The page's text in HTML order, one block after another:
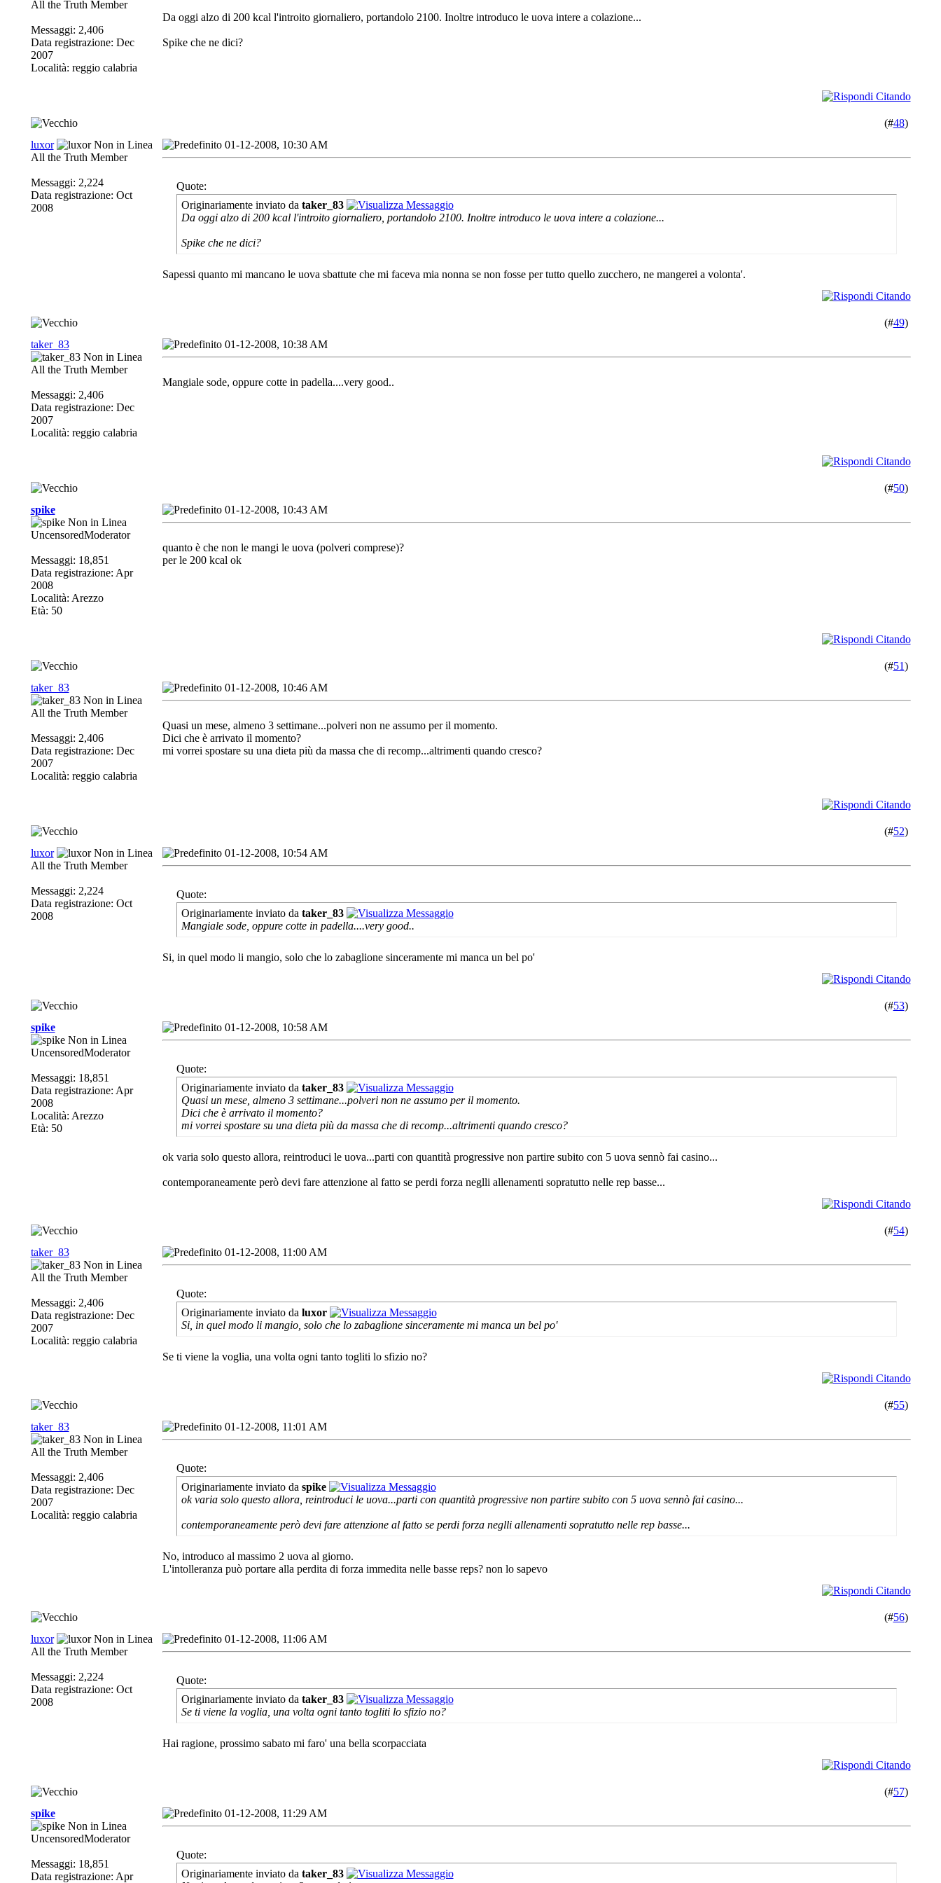
All the Truth Member
Messaggi: 2,406
Data registrazione: Dec
2007
Località: reggio calabria
Da oggi alzo di 200 kcal l'introito giornaliero, portandolo 2100. Inoltre introduco le uova intere a colazione...
Spike che ne dici?
(#48)
luxor
All the Truth Member
Messaggi: 2,224
Data registrazione: Oct
2008
01-12-2008, 10:30 AM
Quote:
Originariamente inviato da taker_83
Da oggi alzo di 200 kcal l'introito giornaliero, portandolo 2100. Inoltre introduco le uova intere a colazione...
Spike che ne dici?
Sapessi quanto mi mancano le uova sbattute che mi faceva mia nonna se non fosse per tutto quello zucchero, ne mangerei a volonta'.
(#49)
taker_83
All the Truth Member
Messaggi: 2,406
Data registrazione: Dec
2007
Località: reggio calabria
01-12-2008, 10:38 AM
Mangiale sode, oppure cotte in padella....very good..
(#50)
spike
UncensoredModerator
Messaggi: 18,851
Data registrazione: Apr
2008
Località: Arezzo
Età: 50
01-12-2008, 10:43 AM
quanto è che non le mangi le uova (polveri comprese)?
per le 200 kcal ok
(#51)
taker_83
All the Truth Member
Messaggi: 2,406
Data registrazione: Dec
2007
Località: reggio calabria
01-12-2008, 10:46 AM
Quasi un mese, almeno 3 settimane...polveri non ne assumo per il momento.
Dici che è arrivato il momento?
mi vorrei spostare su una dieta più da massa che di recomp...altrimenti quando cresco?
(#52)
luxor
All the Truth Member
Messaggi: 2,224
Data registrazione: Oct
2008
01-12-2008, 10:54 AM
Quote:
Originariamente inviato da taker_83
Mangiale sode, oppure cotte in padella....very good..
Si, in quel modo li mangio, solo che lo zabaglione sinceramente mi manca un bel po'
(#53)
spike
UncensoredModerator
Messaggi: 18,851
Data registrazione: Apr
2008
Località: Arezzo
Età: 50
01-12-2008, 10:58 AM
Quote:
Originariamente inviato da taker_83
Quasi un mese, almeno 3 settimane...polveri non ne assumo per il momento.
Dici che è arrivato il momento?
mi vorrei spostare su una dieta più da massa che di recomp...altrimenti quando cresco?
ok varia solo questo allora, reintroduci le uova...parti con quantità progressive non partire subito con 5 uova sennò fai casino...
contemporaneamente però devi fare attenzione al fatto se perdi forza neglli allenamenti sopratutto nelle rep basse...
(#54)
taker_83
All the Truth Member
Messaggi: 2,406
Data registrazione: Dec
2007
Località: reggio calabria
01-12-2008, 11:00 AM
Quote:
Originariamente inviato da luxor
Si, in quel modo li mangio, solo che lo zabaglione sinceramente mi manca un bel po'
Se ti viene la voglia, una volta ogni tanto togliti lo sfizio no?
(#55)
taker_83
All the Truth Member
Messaggi: 2,406
Data registrazione: Dec
2007
Località: reggio calabria
01-12-2008, 11:01 AM
Quote:
Originariamente inviato da spike
ok varia solo questo allora, reintroduci le uova...parti con quantità progressive non partire subito con 5 uova sennò fai casino...
contemporaneamente però devi fare attenzione al fatto se perdi forza neglli allenamenti sopratutto nelle rep basse...
No, introduco al massimo 2 uova al giorno.
L'intolleranza può portare alla perdita di forza immedita nelle basse reps? non lo sapevo
(#56)
luxor
All the Truth Member
Messaggi: 2,224
Data registrazione: Oct
2008
01-12-2008, 11:06 AM
Quote:
Originariamente inviato da taker_83
Se ti viene la voglia, una volta ogni tanto togliti lo sfizio no?
Hai ragione, prossimo sabato mi faro' una bella scorpacciata
(#57)
spike
UncensoredModerator
Messaggi: 18,851
Data registrazione: Apr
01-12-2008, 11:29 AM
Quote:
Originariamente inviato da taker_83